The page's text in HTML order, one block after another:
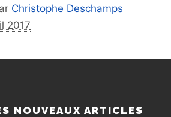
Christophe Deschamps
2017
NOUVEAUX ARTICLES